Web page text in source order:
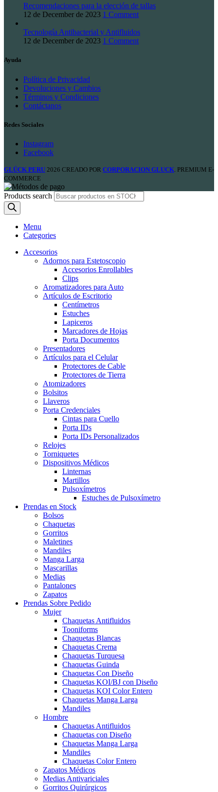
Recomendaciones para la elección de tallas
12 de December de 2023 1 Comment
Tecnología Antibacterial y Antifluidos
12 de December de 2023 1 Comment
Ayuda
Política de Privacidad
Devoluciones y Cambios
Términos y Condiciones
Contáctanos
Redes Sociales
Instagram
Facebook
GLÜCK PERU 2026 CREADO POR CORPORACION GLUCK . PREMIUM E-
COMMERCE
Products search
Menu
Categories
Accesorios
Adornos para Estetoscopio
Accesorios Enrollables
Clips
Aromatizadores para Auto
Artículos de Escritorio
Centímetros
Estuches
Lapiceros
Marcadores de Hojas
Porta Documentos
Presentadores
Artículos para el Celular
Protectores de Cable
Protectores de Tierra
Atomizadores
Bolsitos
Llaveros
Porta Credenciales
Cintas para Cuello
Porta IDs
Porta IDs Personalizados
Relojes
Torniquetes
Dispositivos Médicos
Linternas
Martillos
Pulsoxímetros
Estuches de Pulsoxímetro
Prendas en Stock
Bolsos
Chaquetas
Gorritos
Maletines
Mandiles
Manga Larga
Mascarillas
Medias
Pantalones
Zapatos
Prendas Sobre Pedido
Mujer
Chaquetas Antifluidos
Tooniforms
Chaquetas Blancas
Chaquetas Crema
Chaquetas Turquesa
Chaquetas Guinda
Chaquetas Con Diseño
Chaquetas KOI/BJ con Diseño
Chaquetas KOI Color Entero
Chaquetas Manga Larga
Mandiles
Hombre
Chaquetas Antifluidos
Chaquetas con Diseño
Chaquetas Manga Larga
Mandiles
Chaquetas Color Entero
Zapatos Médicos
Medias Antivariciales
Gorritos Quirúrgicos